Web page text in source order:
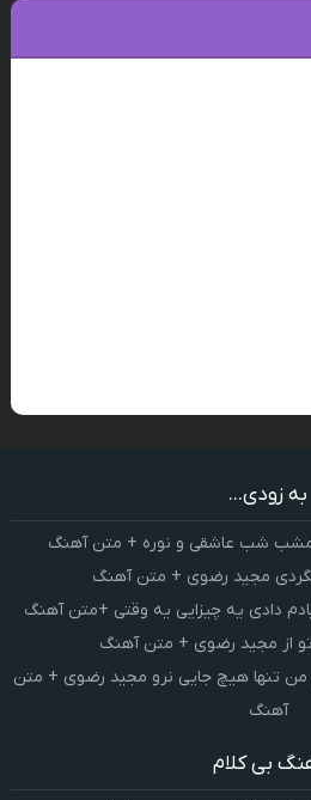
به زودی...
امشب شب عاشقی و نوره + متن آهنگ
مجید رضوی + متن آهنگ
دادی یه چیزایی یه وقتی +متن آهنگ
از مجید رضوی + متن آهنگ
من تنها هیچ جایی نرو مجید رضوی + متن
آهنگ
بی کلام